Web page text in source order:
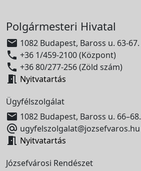
Polgármesteri Hivatal
 1082 Budapest, Baross u. 63-67.
 +36 1/459-2100 (Központ)
 +36 80/277-256 (Zöld szám)
 Nyitvatartás
Ügyfélszolgálat
 1082 Budapest, Baross u. 66–68.
 ugyfelszolgalat@jozsefvaros.hu
 Nyitvatartás
Józsefvárosi Rendészet